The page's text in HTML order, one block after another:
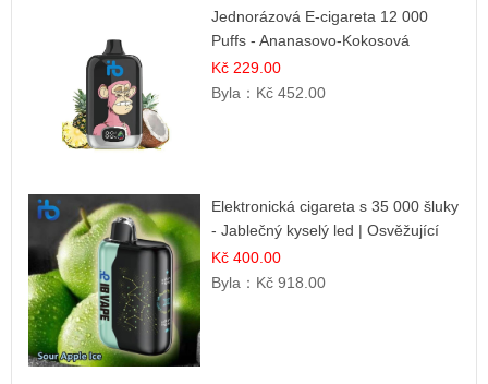
Jednorázová E-cigareta 12 000
Puffs - Ananasovo-Kokosová
Zmrzlina | Tropický dezert
Kč 229.00
Byla： Kč 452.00
Elektronická cigareta s 35 000 šluky
- Jablečný kyselý led | Osvěžující
kyselá jablka
Kč 400.00
Byla： Kč 918.00